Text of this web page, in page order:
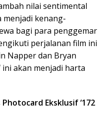
nilai sentimental
menjadi kenang-
bagi para penggemar
perjalanan film ini
Napper dan Bryan
akan menjadi harta
Eksklusif ‘172